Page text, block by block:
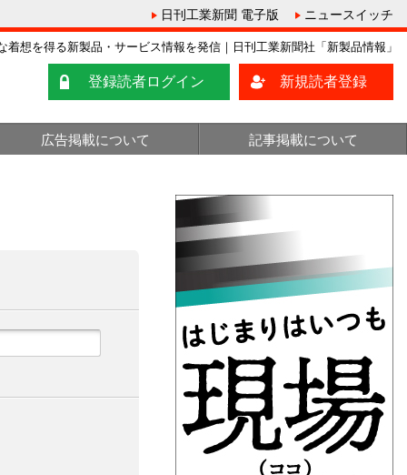
日刊工業新聞 電子版 ニュースイッチ
想を得る新製品・サービス情報を発信｜日刊工業新聞社「新製品情報」
登録読者ログイン 新規読者登録
広告掲載について 記事掲載について